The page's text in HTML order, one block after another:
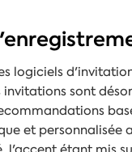
logiciels
sont
et